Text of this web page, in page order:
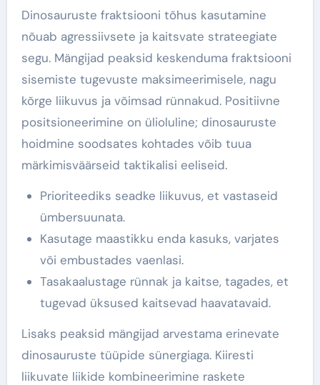
Dinosauruste fraktsiooni tõhus kasutamine
nõuab agressiivsete ja kaitsvate strateegiate
segu. Mängijad peaksid keskenduma fraktsiooni
sisemiste tugevuste maksimeerimisele, nagu
kõrge liikuvus ja võimsad rünnakud. Positiivne
positsioneerimine on ülioluline; dinosauruste
hoidmine soodsates kohtades võib tuua
märkimisväärseid taktikalisi eeliseid.
Prioriteediks seadke liikuvus, et vastaseid
ümbersuunata.
Kasutage maastikku enda kasuks, varjates
või embustades vaenlasi.
Tasakaalustage rünnak ja kaitse, tagades, et
tugevad üksused kaitsevad haavatavaid.
Lisaks peaksid mängijad arvestama erinevate
dinosauruste tüüpide sünergiaga. Kiiresti
liikuvate liikide kombineerimine raskete